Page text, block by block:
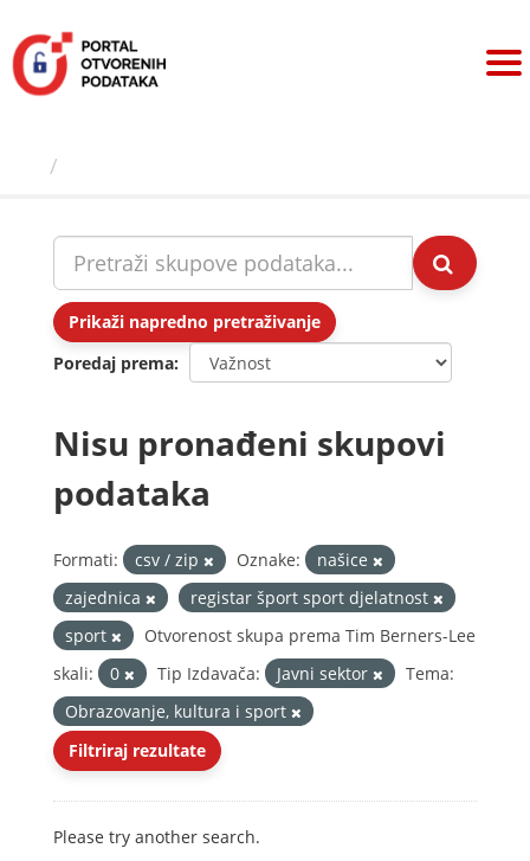
sadržaj
Prikaži napredno pretraživanje
Poredaj prema
Nisu pronađeni skupovi
podataka
Formati: csv / zip Oznake:
našice
zajednica
registar šport sport djelatnost
sport
Otvorenost skupa prema Tim Berners-Lee
skali:
0 Tip Izdavača: Javni sektor
Tema:
Obrazovanje, kultura i sport
Filtriraj rezultate
Please try another search.